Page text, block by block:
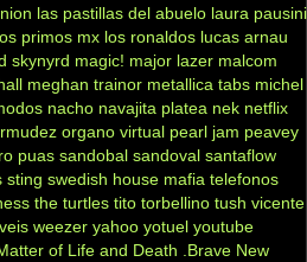
las pastillas del abuelo laura pausini
primos mx los ronaldos lucas arnau
skynyrd magic! major lazer malcom
meghan trainor metallica tabs michel
nacho navajita platea nek netflix
organo virtual pearl jam peavey
puas sandobal sandoval santaflow
sting swedish house mafia telefonos
the turtles tito torbellino tush vicente
weezer yahoo yotuel youtube
of Life and Death
.Brave New